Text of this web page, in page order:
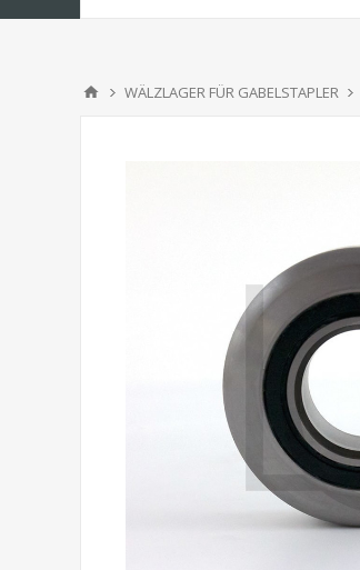
WÄLZLAGER FÜR GABELSTAPLER